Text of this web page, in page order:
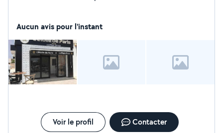
Aucun avis pour l'instant
Voir le profil Contacter